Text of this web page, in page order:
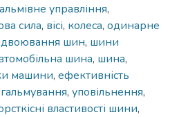
управління,
сила, вісі, колеса, одинарне
шин, шини
шина, шина,
машини, ефективність
, уповільнення,
властивості шини,